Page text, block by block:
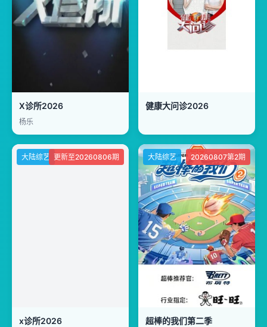
X诊所2026
杨乐
健康大问诊2026
大陆综艺 更新至20260806期
x诊所2026
大陆综艺 20260807第2期
超棒的我们第二季​